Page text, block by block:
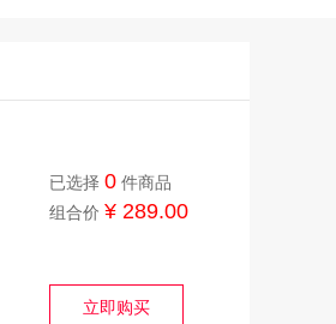
已选择 0 件商品
组合价 ¥ 289.00
立即购买